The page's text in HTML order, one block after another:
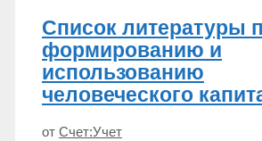
предприятии
Список литературы
формированию и
использованию
человеческого
от Счет:Учет